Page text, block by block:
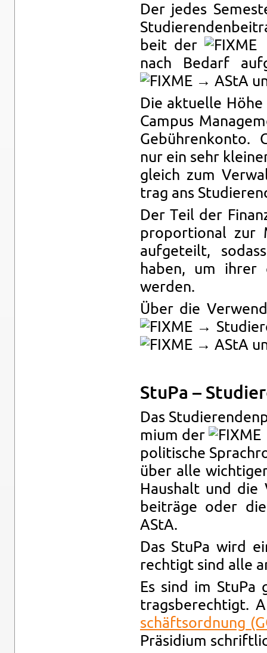
Der jedes
beit der
nach Be­darf
→ AStA
Die ak­tu­el­le
Cam­pus
Ge­büh­ren­kon­to.
nur ein sehr
gleich zum
trag ans
Der Teil der
pro­por­tio­nal zur
auf­ge­teilt,
haben, um ihrer
wer­den.
Über die
→
→ AStA
StuPa –
Das
mi­um der
po­li­ti­sche
über alle
Haus­halt und
bei­trä­ge oder
AStA.
Das StuPa wird
rech­tigt sind alle
Es sind im
trags­be­rech­tigt.
schäfts­ord­nung
Prä­si­di­um